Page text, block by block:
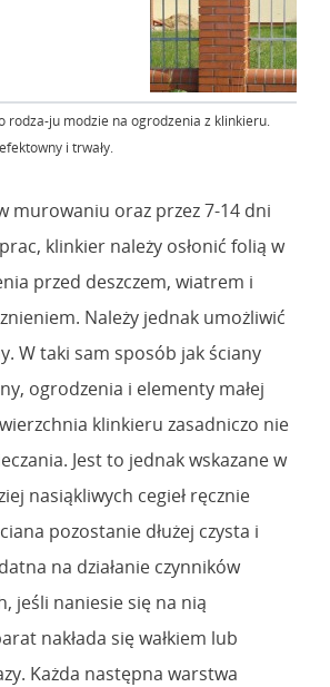
rodza-ju modzie na ogrodzenia z klinkieru.
i trwały.
murowaniu oraz przez 7-14 dni
klinkier należy osłonić folią w
przed deszczem, wiatrem i
Należy jednak umożliwić
W taki sam sposób jak ściany
ogrodzenia i elementy małej
klinkieru zasadniczo nie
Jest to jednak wskazane w
nasiąkliwych cegieł ręcznie
pozostanie dłużej czysta i
na działanie czynników
jeśli naniesie się na nią
nakłada się wałkiem lub
Każda następna warstwa